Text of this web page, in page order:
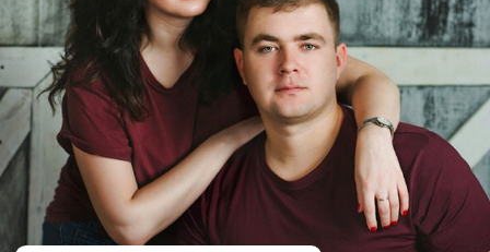
+7
Отправляя форму, вы соглашаетесь
конфиденциальности
Получить расчёт стоимости